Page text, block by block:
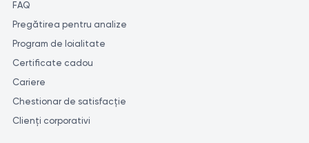
FAQ
Pregătirea pentru analize
Program de loialitate
Certificate cadou
Cariere
Chestionar de satisfacție
Clienți corporativi